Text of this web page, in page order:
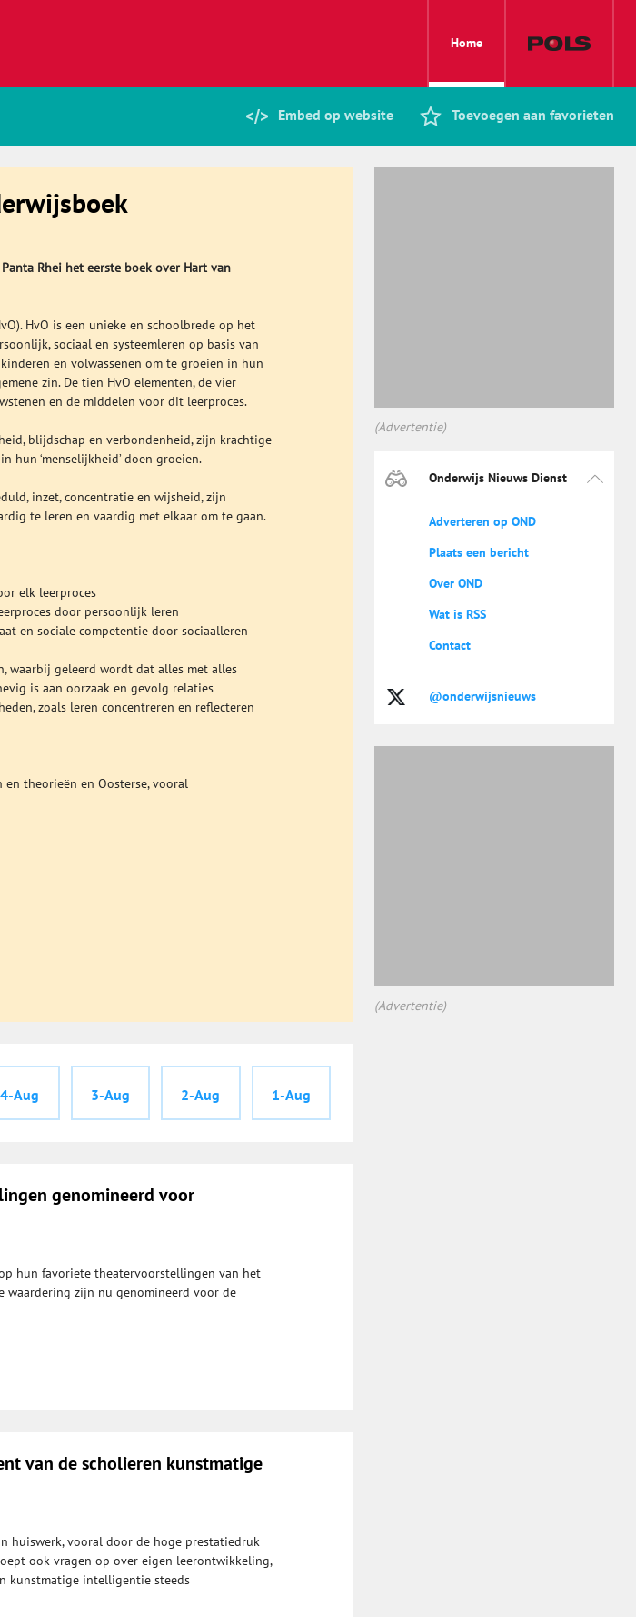
Home
Embed op website Toevoegen aan favorieten
Rhei het eerste boek over Hart van
HvO is een unieke en schoolbrede op het
sociaal en systeemleren op basis van
en volwassenen om te groeien in hun
zin. De tien HvO elementen, de vier
en de middelen voor dit leerproces.
blijdschap en verbondenheid, zijn krachtige
hun ‘menselijkheid’ doen groeien.
inzet, concentratie en wijsheid, zijn
te leren en vaardig met elkaar om te gaan.
elk leerproces
door persoonlijk leren
en sociale competentie door sociaalleren
waarbij geleerd wordt dat alles met alles
is aan oorzaak en gevolg relaties
zoals leren concentreren en reflecteren
en theorieën en Oosterse, vooral
4-Aug 3-Aug 2-Aug 1-Aug
genomineerd voor
hun favoriete theatervoorstellingen van het
waardering zijn nu genomineerd voor de
van de scholieren kunstmatige
huiswerk, vooral door de hoge prestatiedruk
ook vragen op over eigen leerontwikkeling,
kunstmatige intelligentie steeds
(Advertentie)
Onderwijs Nieuws Dienst
Adverteren op OND
Plaats een bericht
Over OND
Wat is RSS
Contact
@onderwijsnieuws
(Advertentie)